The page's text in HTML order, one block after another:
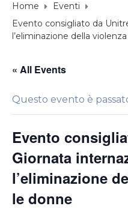
Home
Eventi
Evento consigliato da
l’eliminazione della
« All Events
Questo evento è
Evento
Giornata
l’eliminazione
le donne